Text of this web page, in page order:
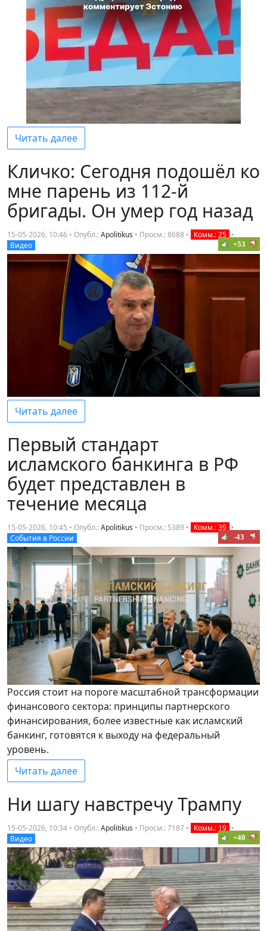
Читать далее
Кличко: Сегодня подошёл ко
мне парень из 112-й
бригады. Он умер год назад
15-05-2026, 10:46 • Опубл.:Apolitikus • Просм.: 8688 • Комм.: 25 •
Видео
+53
Читать далее
Первый стандарт
исламского банкинга в РФ
будет представлен в
течение месяца
15-05-2026, 10:45 • Опубл.:Apolitikus • Просм.: 5389 • Комм.: 39 •
События в России
-43
Россия стоит на пороге масштабной трансформации
финансового сектора: принципы партнерского
финансирования, более известные как исламский
банкинг, готовятся к выходу на федеральный
уровень.
Читать далее
Ни шагу навстречу Трампу
15-05-2026, 10:34 • Опубл.:Apolitikus • Просм.: 7187 • Комм.: 19 •
Видео
+40